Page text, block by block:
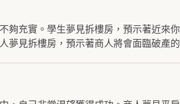
夠充實。學生夢見拆樓房，預示著近來
夢見拆樓房，預示著商人將會面臨破產